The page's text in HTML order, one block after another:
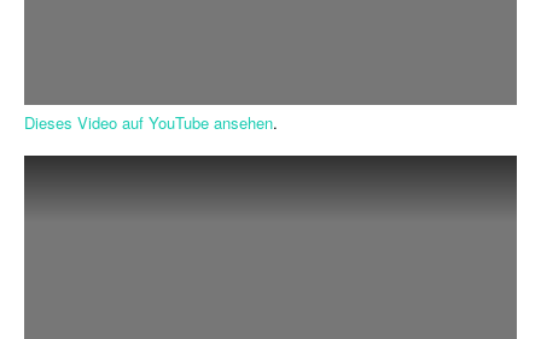
Dieses Video auf YouTube ansehen.